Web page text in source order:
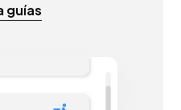
guías